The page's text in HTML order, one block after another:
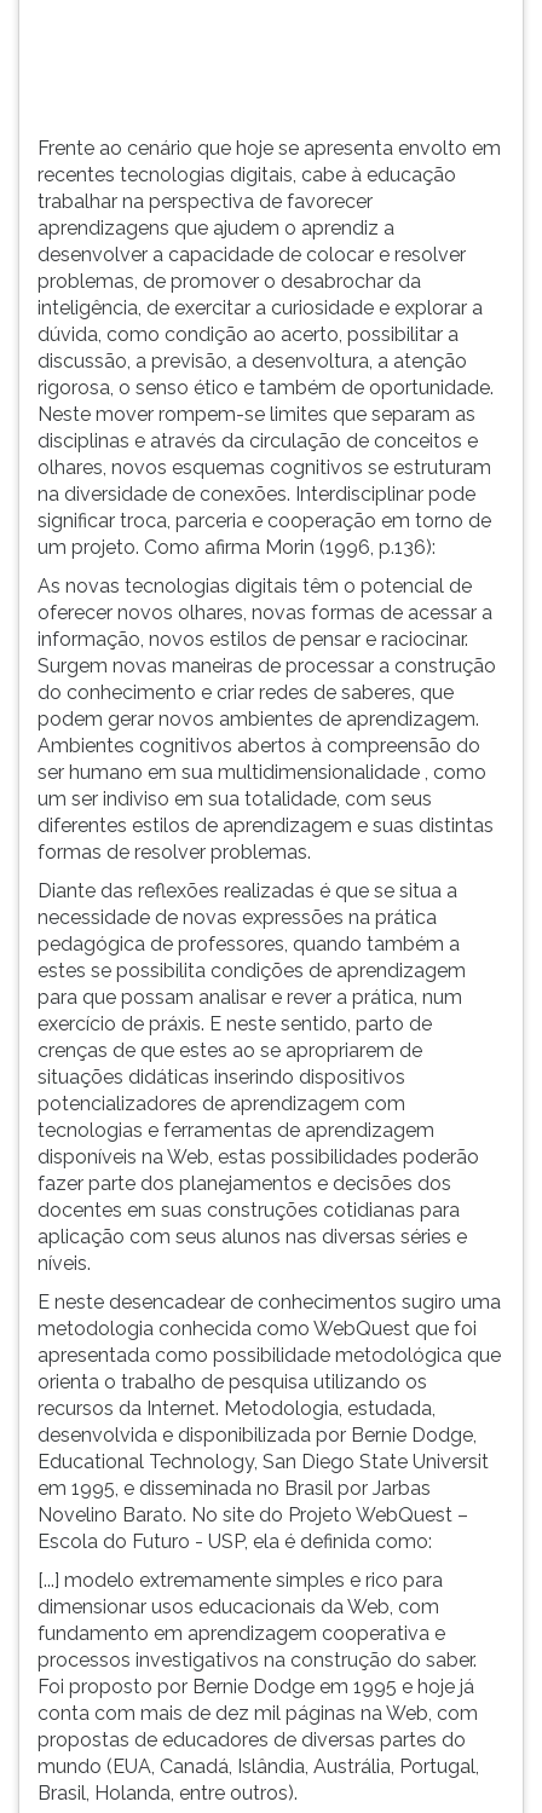
pausar
leitura
pressione
(primeira
tecla
esquerda
para
continuar
pressione
(primeira
tecla
direita
Para
menu
principal
pressione
tecla
depois
Pressione
para
ouvir
essa
instrução
novamente.
Frente ao cenário que hoje se apresenta envolto em
recentes tecnologias digitais, cabe à educação
trabalhar na perspectiva de favorecer
aprendizagens que ajudem o aprendiz a
desenvolver a capacidade de colocar e resolver
problemas, de promover o desabrochar da
inteligência, de exercitar a curiosidade e explorar a
dúvida, como condição ao acerto, possibilitar a
discussão, a previsão, a desenvoltura, a atenção
rigorosa, o senso ético e também de oportunidade.
Neste mover rompem-se limites que separam as
disciplinas e através da circulação de conceitos e
olhares, novos esquemas cognitivos se estruturam
na diversidade de conexões. Interdisciplinar pode
significar troca, parceria e cooperação em torno de
um projeto. Como afirma Morin (1996, p.136):
As novas tecnologias digitais têm o potencial de
oferecer novos olhares, novas formas de acessar a
informação, novos estilos de pensar e raciocinar.
Surgem novas maneiras de processar a construção
do conhecimento e criar redes de saberes, que
podem gerar novos ambientes de aprendizagem.
Ambientes cognitivos abertos à compreensão do
ser humano em sua multidimensionalidade , como
um ser indiviso em sua totalidade, com seus
diferentes estilos de aprendizagem e suas distintas
formas de resolver problemas.
Diante das reflexões realizadas é que se situa a
necessidade de novas expressões na prática
pedagógica de professores, quando também a
estes se possibilita condições de aprendizagem
para que possam analisar e rever a prática, num
exercício de práxis. E neste sentido, parto de
crenças de que estes ao se apropriarem de
situações didáticas inserindo dispositivos
potencializadores de aprendizagem com
tecnologias e ferramentas de aprendizagem
disponíveis na Web, estas possibilidades poderão
fazer parte dos planejamentos e decisões dos
docentes em suas construções cotidianas para
aplicação com seus alunos nas diversas séries e
níveis.
E neste desencadear de conhecimentos sugiro uma
metodologia conhecida como WebQuest que foi
apresentada como possibilidade metodológica que
orienta o trabalho de pesquisa utilizando os
recursos da Internet. Metodologia, estudada,
desenvolvida e disponibilizada por Bernie Dodge,
Educational Technology, San Diego State Universit
em 1995, e disseminada no Brasil por Jarbas
Novelino Barato. No site do Projeto WebQuest –
Escola do Futuro - USP, ela é definida como:
[...] modelo extremamente simples e rico para
dimensionar usos educacionais da Web, com
fundamento em aprendizagem cooperativa e
processos investigativos na construção do saber.
Foi proposto por Bernie Dodge em 1995 e hoje já
conta com mais de dez mil páginas na Web, com
propostas de educadores de diversas partes do
mundo (EUA, Canadá, Islândia, Austrália, Portugal,
Brasil, Holanda, entre outros).